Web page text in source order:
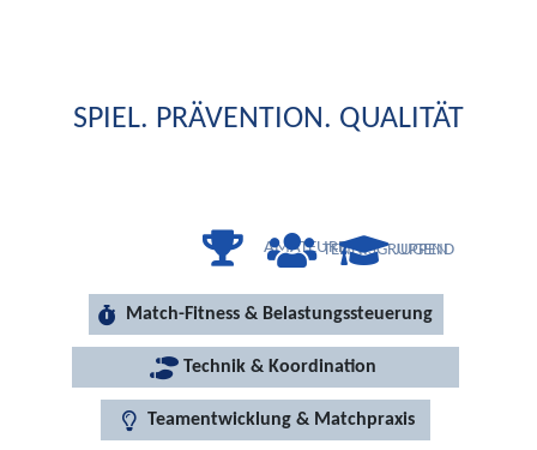
SPIEL. PRÄVENTION. QUALITÄT
AMATEURETENNISGRUPPEN
JUGEND
Match-Fitness & Belastungssteuerung
Technik & Koordination
Teamentwicklung & Matchpraxis